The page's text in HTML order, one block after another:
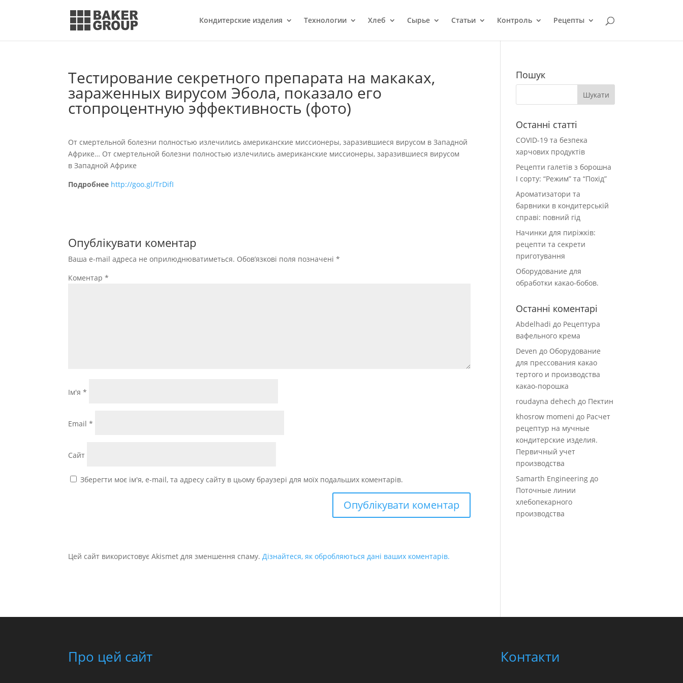
Кондитерcкие изделия Технологии Хлеб Сырье Статьи Контроль Рецепты
Тестирование секретного препарата на макаках,
зараженных вирусом Эбола, показало его
стопроцентную эффективность (фото)
От смертельной болезни полностью излечились американские миссионеры, заразившиеся вирусом в Западной
Африке… От смертельной болезни полностью излечились американские миссионеры, заразившиеся вирусом
в Западной Африке
Подробнее http://goo.gl/TrDifI
Опублікувати коментар
Ваша e-mail адреса не оприлюднюватиметься. Обов’язкові поля позначені*
Коментар*
Ім'я*
Email*
Сайт
Зберегти моє ім'я, e-mail, та адресу сайту в цьому браузері для моїх подальших коментарів.
Цей сайт використовує Akismet для зменшення спаму.Дізнайтеся, як обробляються дані ваших коментарів.
Пошук
Останні статті
COVID-19 та безпека
харчових продуктів
Рецепти галетів з борошна
І сорту: “Режим” та “Похід”
Ароматизатори та
барвники в кондитерській
справі: повний гід
Начинки для пиріжків:
рецепти та секрети
приготування
Оборудование для
обработки какао-бобов.
Останні коментарі
Abdelhadi до Рецептура
вафельного крема
Deven до Оборудование
для прессования какао
тертого и производства
какао-порошка
roudayna dehech до Пектин
khosrow momeni до Расчет
рецептур на мучные
кондитерские изделия.
Первичный учет
производства
Samarth Engineering до
Поточные линии
хлебопекарного
производства
Про цей сайт Контакти